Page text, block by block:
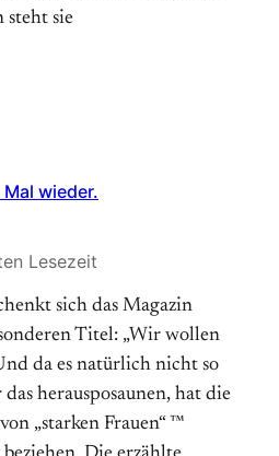
steht sie
wieder.
Lesezeit
sich das Magazin
Titel: „Wir wollen
da es natürlich nicht so
herausposaunen, hat die
„starken Frauen“ ™